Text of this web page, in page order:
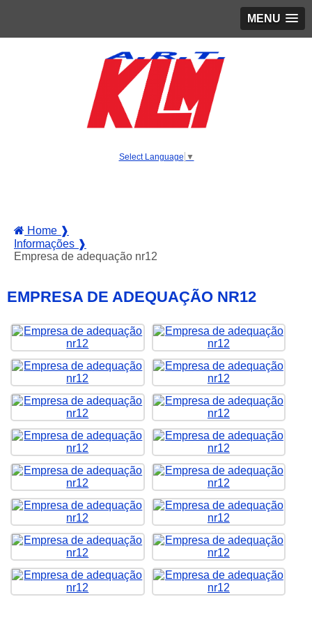
MENU
Select Language ▼
Home ❱
Informações ❱
Empresa de adequação nr12
EMPRESA DE ADEQUAÇÃO NR12